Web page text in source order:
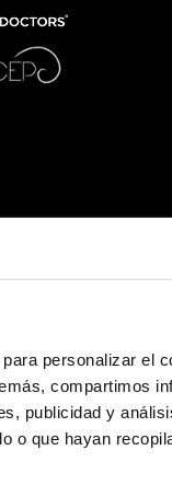
personalizar el
compartimos
publicidad y
o que hayan